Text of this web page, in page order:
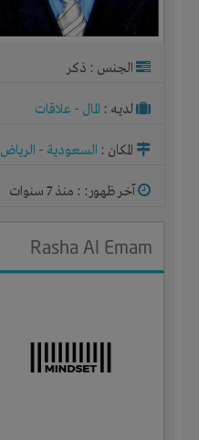
الجنس : ذكر
لديـه : المال - علاقات
المكان : السعودية - الرياض
آخر ظهور: : منذ 7 سنوات
Rasha Al Emam